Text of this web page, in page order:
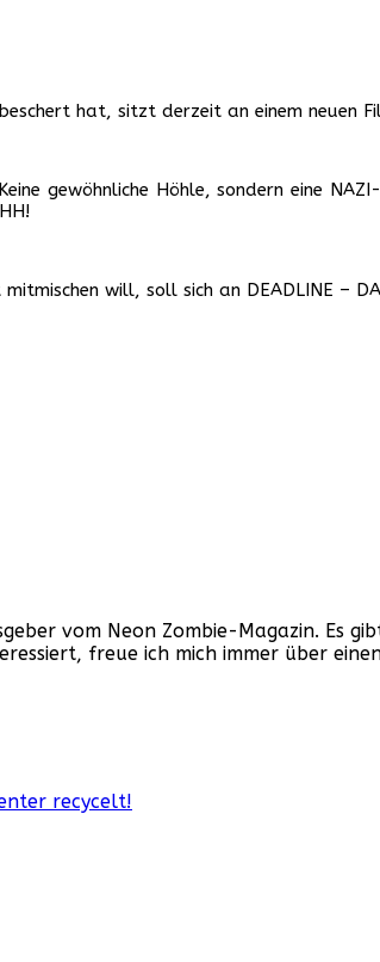
hat, sitzt derzeit an einem neuen
gewöhnliche Höhle, sondern eine NAZI-
will, soll sich an DEADLINE –
vom Neon Zombie-Magazin. Es
freue ich mich immer über
recycelt!